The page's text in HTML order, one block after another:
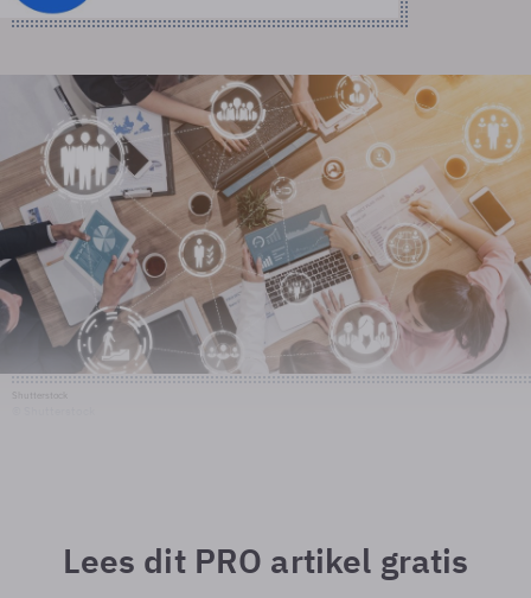
Lees dit PRO artikel gratis